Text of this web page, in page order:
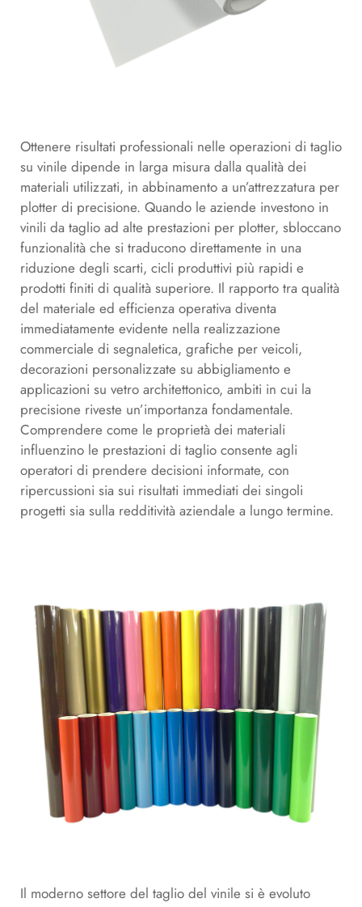
Ottenere risultati professionali nelle operazioni di taglio
su vinile dipende in larga misura dalla qualità dei
materiali utilizzati, in abbinamento a un’attrezzatura per
plotter di precisione. Quando le aziende investono in
vinili da taglio ad alte prestazioni per plotter, sbloccano
funzionalità che si traducono direttamente in una
riduzione degli scarti, cicli produttivi più rapidi e
prodotti finiti di qualità superiore. Il rapporto tra qualità
del materiale ed efficienza operativa diventa
immediatamente evidente nella realizzazione
commerciale di segnaletica, grafiche per veicoli,
decorazioni personalizzate su abbigliamento e
applicazioni su vetro architettonico, ambiti in cui la
precisione riveste un’importanza fondamentale.
Comprendere come le proprietà dei materiali
influenzino le prestazioni di taglio consente agli
operatori di prendere decisioni informate, con
ripercussioni sia sui risultati immediati dei singoli
progetti sia sulla redditività aziendale a lungo termine.
Il moderno settore del taglio del vinile si è evoluto